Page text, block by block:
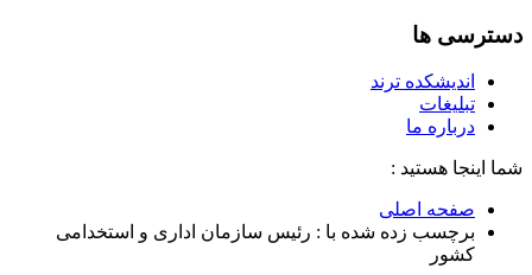
دسترسی ها
اندیشکده ترند
تبلیغات
درباره ما
شما اینجا هستید :
صفحه اصلی
برچسب زده شده با : رئیس سازمان اداری و استخدامی
کشور